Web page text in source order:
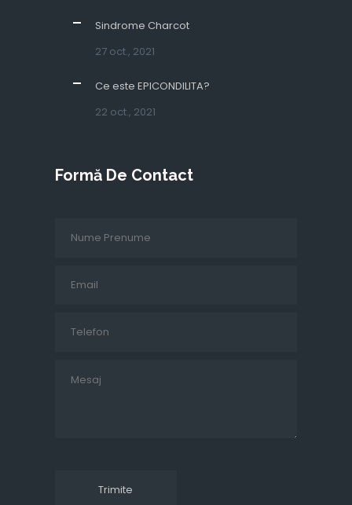
Sindrome Charcot
27 oct., 2021
Ce este EPICONDILITA?
22 oct., 2021
Formă De Contact